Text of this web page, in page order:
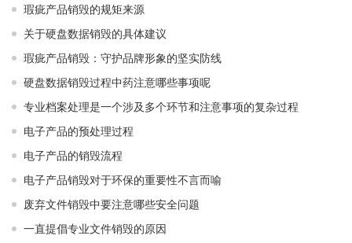
瑕疵产品销毁的规矩来源
关于硬盘数据销毁的具体建议
瑕疵产品销毁：守护品牌形象的坚实防线
硬盘数据销毁过程中药注意哪些事项呢
专业档案处理是一个涉及多个环节和注意事项的复杂过程
电子产品的预处理过程
电子产品的销毁流程
电子产品销毁对于环保的重要性不言而喻
废弃文件销毁中要注意哪些安全问题
一直提倡专业文件销毁的原因